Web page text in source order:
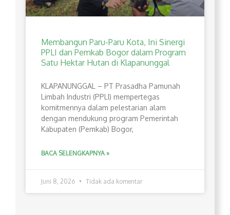
Membangun Paru-Paru Kota, Ini Sinergi
PPLI dan Pemkab Bogor dalam Program
Satu Hektar Hutan di Klapanunggal
​KLAPANUNGGAL – PT Prasadha Pamunah
Limbah Industri (PPLI) mempertegas
komitmennya dalam pelestarian alam
dengan mendukung program Pemerintah
Kabupaten (Pemkab) Bogor,
BACA SELENGKAPNYA »
Juni 8, 2026 Tidak ada komentar